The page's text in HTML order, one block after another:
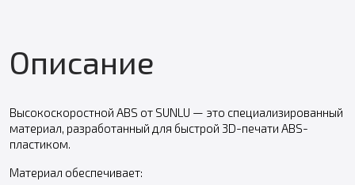
Описание
Высокоскоростной ABS от SUNLU — это специализированный
материал, разработанный для быстрой 3D-печати ABS-
пластиком.
Материал обеспечивает: